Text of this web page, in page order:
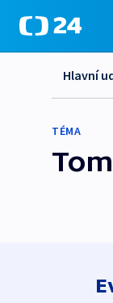
Hlavní
TÉMA